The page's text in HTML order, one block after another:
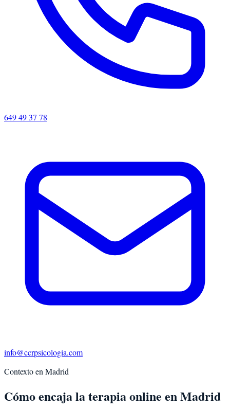
649 49 37 78
info@ccrpsicologia.com
Contexto en Madrid
Cómo encaja la terapia online en Madrid